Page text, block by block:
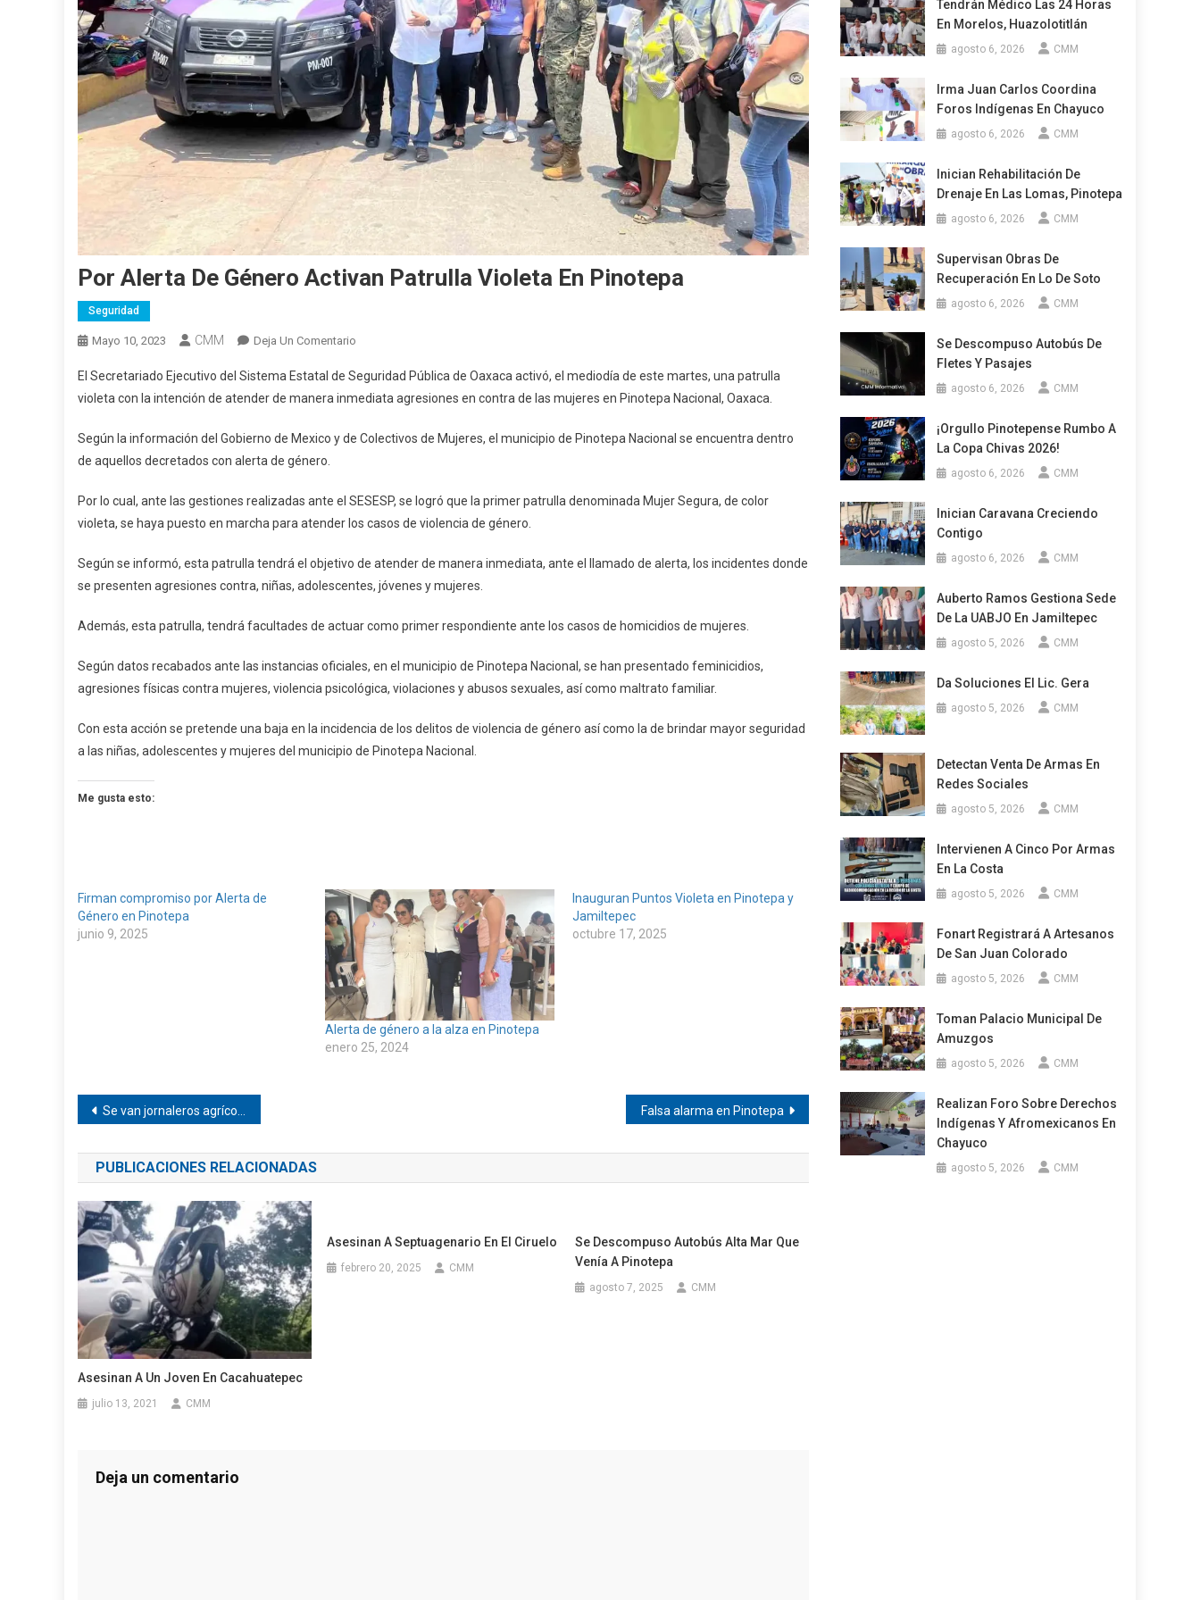
Por Alerta De Género Activan Patrulla Violeta En Pinotepa
Seguridad
Mayo 10, 2023 CMM Deja Un Comentario
Alerta
De
Activan
En
Pinotepa
El Secretariado Ejecutivo del Sistema Estatal de Seguridad Pública de Oaxaca activó, el mediodía de este martes, una patrulla
violeta con la intención de atender de manera inmediata agresiones en contra de las mujeres en Pinotepa Nacional, Oaxaca.
Según la información del Gobierno de Mexico y de Colectivos de Mujeres, el municipio de Pinotepa Nacional se encuentra dentro
de aquellos decretados con alerta de género.
Por lo cual, ante las gestiones realizadas ante el SESESP, se logró que la primer patrulla denominada Mujer Segura, de color
violeta, se haya puesto en marcha para atender los casos de violencia de género.
Según se informó, esta patrulla tendrá el objetivo de atender de manera inmediata, ante el llamado de alerta, los incidentes donde
se presenten agresiones contra, niñas, adolescentes, jóvenes y mujeres.
Además, esta patrulla, tendrá facultades de actuar como primer respondiente ante los casos de homicidios de mujeres.
Según datos recabados ante las instancias oficiales, en el municipio de Pinotepa Nacional, se han presentado feminicidios,
agresiones físicas contra mujeres, violencia psicológica, violaciones y abusos sexuales, así como maltrato familiar.
Con esta acción se pretende una baja en la incidencia de los delitos de violencia de género así como la de brindar mayor seguridad
a las niñas, adolescentes y mujeres del municipio de Pinotepa Nacional.
Me gusta esto:
Firman compromiso por Alerta de
Género en Pinotepa
junio 9, 2025
Alerta de género a la alza en Pinotepa
enero 25, 2024
Inauguran Puntos Violeta en Pinotepa y
Jamiltepec
octubre 17, 2025
Navegación
de
entradas
Se van jornaleros agrícolas de Pinotepa Falsa alarma en Pinotepa
PUBLICACIONES RELACIONADAS
Asesinan A Un Joven En Cacahuatepec
julio 13, 2021 CMM
Asesinan A Septuagenario En El Ciruelo
febrero 20, 2025 CMM
Se Descompuso Autobús Alta Mar Que
Venía A Pinotepa
agosto 7, 2025 CMM
Deja un comentario
Tendrán Médico Las 24 Horas
En Morelos, Huazolotitlán
agosto 6, 2026 CMM
Irma Juan Carlos Coordina
Foros Indígenas En Chayuco
agosto 6, 2026 CMM
Inician Rehabilitación De
Drenaje En Las Lomas, Pinotepa
agosto 6, 2026 CMM
Supervisan Obras De
Recuperación En Lo De Soto
agosto 6, 2026 CMM
Se Descompuso Autobús De
Fletes Y Pasajes
agosto 6, 2026 CMM
¡Orgullo Pinotepense Rumbo A
La Copa Chivas 2026!
agosto 6, 2026 CMM
Inician Caravana Creciendo
Contigo
agosto 6, 2026 CMM
Auberto Ramos Gestiona Sede
De La UABJO En Jamiltepec
agosto 5, 2026 CMM
Da Soluciones El Lic. Gera
agosto 5, 2026 CMM
Detectan Venta De Armas En
Redes Sociales
agosto 5, 2026 CMM
Intervienen A Cinco Por Armas
En La Costa
agosto 5, 2026 CMM
Fonart Registrará A Artesanos
De San Juan Colorado
agosto 5, 2026 CMM
Toman Palacio Municipal De
Amuzgos
agosto 5, 2026 CMM
Realizan Foro Sobre Derechos
Indígenas Y Afromexicanos En
Chayuco
agosto 5, 2026 CMM